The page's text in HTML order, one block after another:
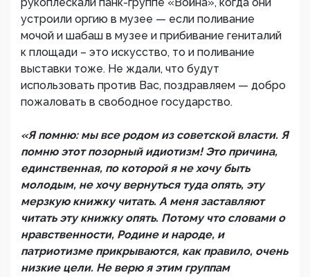
устроили оргию в музее — если поливание
мочой и шабаш в музее и прибивание гениталий
к площади – это искусство, то и поливание
выставки тоже. Не ждали, что будут
использовать против Вас, поздравляем — добро
пожаловать в свободное государство.
«Я помню: мы все родом из советской власти. Я
помню этот позорный идиотизм! Это причина,
единственная, по которой я не хочу быть
молодым, не хочу вернуться туда опять, эту
мерзкую книжку читать. А меня заставляют
читать эту книжку опять. Потому что словами о
нравственности, Родине и народе, и
патриотизме прикрываются, как правило, очень
низкие цели. Не верю я этим группам